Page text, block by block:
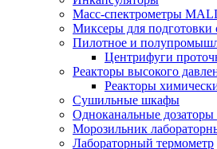
Масс-спектрометры
Миксеры для подготовки
Пилотное и
Центрифуги
Реакторы высокого
Реакторы
Сушильные шкафы
Одноканальные дозаторы
Морозильник
Лабораторный термометр